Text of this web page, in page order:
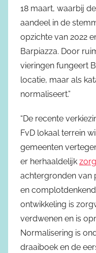
18 maart, waarbij
aandeel in de
opzichte van 2022
Barpiazza. Door
vieringen fungeert
locatie, maar als
normaliseert.”
“De recente
FvD lokaal terrein
gemeenten
er herhaaldelijk
achtergronden van
en
ontwikkeling is
verdwenen en is
Normalisering is
draaiboek en de